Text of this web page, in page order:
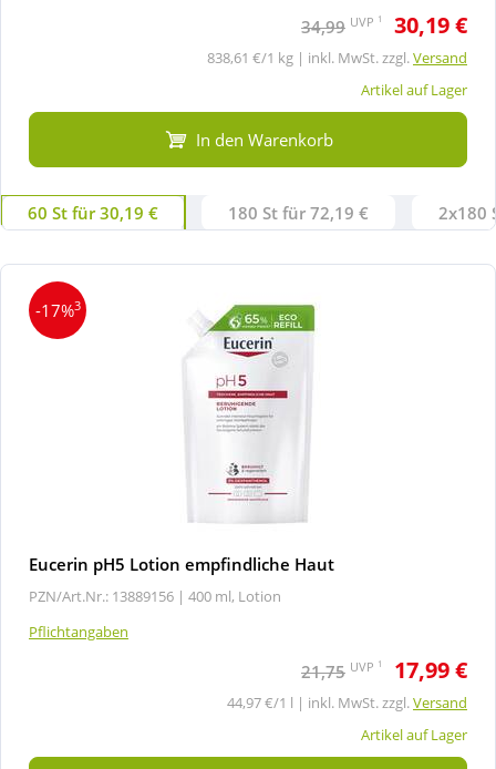
34,99 UVP 1 30,19 €
838,61 €/1 kg | inkl. MwSt. zzgl.Versand
Artikel auf Lager
In den Warenkorb
60 St für 30,19 € 180 St für 72,19 € 2x180
-17%3
Eucerin pH5 Lotion empfindliche Haut
PZN/Art.Nr.: 13889156 | 400 ml, Lotion
Pflichtangaben
21,75 UVP 1 17,99 €
44,97 €/1 l | inkl. MwSt. zzgl.Versand
Artikel auf Lager